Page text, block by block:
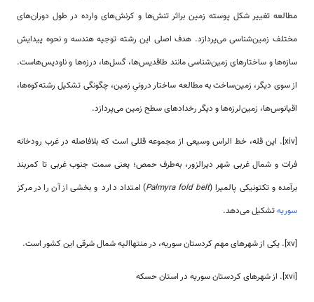
مطالعه تغییر شکل پوسته زمین براثر تنش‌ها و کرنش‌های وارده در طول دوران‌های
مختلف زمین‌شناسی می‌پردازد. هدف اصلی این رشته توجیه هندسه و نحوه پیدایش
سازه‌ها و ساختارهای زمین‌شناسی مانند طاقدیس‌ها، گسل‌ها، درزه‌ها و ناودیس‌هاست.
از سوی دیگر، زمین‌ساخت به مطالعه ساختار درونیِ زمین، چگونگی تشکیل رشته‌كوه‌ها،
اقیانوس‌ها، زمین‌لرزه‌ها و دیگر رخدادهای سطح زمین می‌پردازد.
[xiv]. این قله، خط الراس وسیعی از مجموعه قللی است که بلافاصله در غرب رودخانه
فرات و شمال غربی شهر دیرالزور، به‌طرف حمص؛ یعنی سمت جنوب غربی تا کمربند
برآمده و تکتونیکی پالمیرا (Palmyra fold belt) امتداد دارد و بخشی از آن را در مرکز
سوریهتشکیل می‌دهد.
[xv]. یکی از شهرهای مهم کردستان سوریه، در منتها‌الیه شمال شرقی این کشور است.
[xvi]. از شهرهای کردستان سوریه در استان حسکه